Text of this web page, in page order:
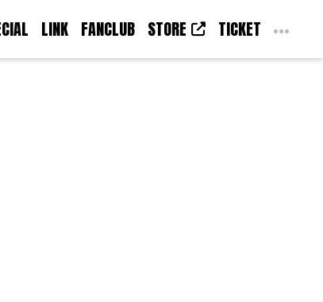
LINK FANCLUB STORE TICKET